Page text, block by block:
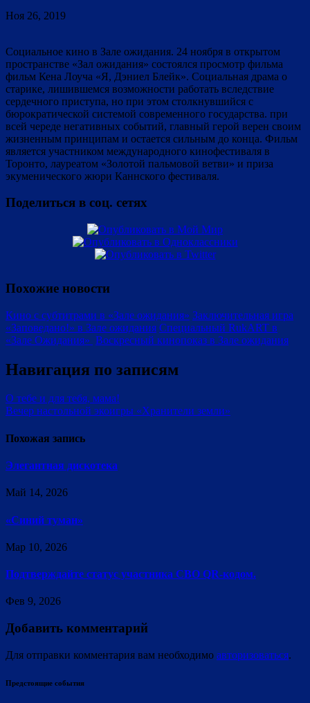
Ноя 26, 2019
Социальное кино в Зале ожидания. 24 ноября в открытом
пространстве «Зал ожидания» состоялся просмотр фильма
фильм Кена Лоуча «Я, Дэниел Блейк». Социальная драма о
старике, лишившемся возможности работать вследствие
сердечного приступа, но при этом столкнувшийся с
бюрократической системой современного государства. при
всей череде негативных событий, главный герой верен своим
жизненным принципам и остается сильным до конца. Фильм
является участником международного кинофестиваля в
Торонто, лауреатом «Золотой пальмовой ветви» и приза
экуменического жюри Каннского фестиваля.
Поделиться в соц. сетях
Похожие новости
Кино с субтитрами в «Зале ожидания» Заключительная игра
«Заповедано!» в Зале ожидания Специальный RukART в
«Зале Ожидания» Воскресный кинопоказ в Зале ожидания
Навигация по записям
О тебе и для тебя, мама!
Вечер настольной экоигры «Хранители земли»
Похожая запись
Элегантная дискотека
Май 14, 2026
«Синий туман»
Мар 10, 2026
Подтверждайте статус участника СВО QR-кодом.
Фев 9, 2026
Добавить комментарий
Для отправки комментария вам необходимо авторизоваться.
Предстоящие события